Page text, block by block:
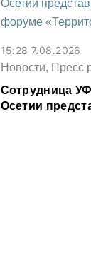
15:28 7.08.2026
Новости, Пресс
Сотрудница
Осетии